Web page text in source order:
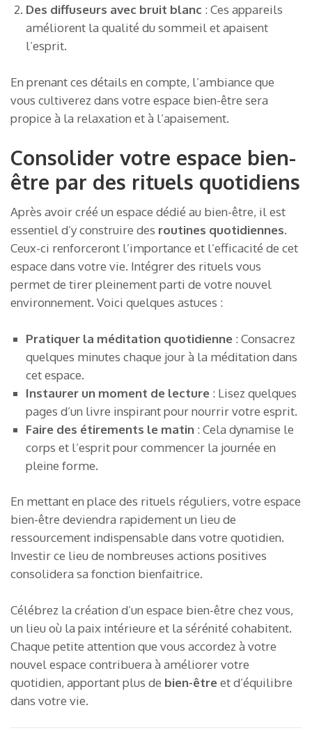
Des diffuseurs avec bruit blanc : Ces appareils
améliorent la qualité du sommeil et apaisent
l’esprit.
En prenant ces détails en compte, l’ambiance que
vous cultiverez dans votre espace bien-être sera
propice à la relaxation et à l’apaisement.
Consolider votre espace bien-
être par des rituels quotidiens
Après avoir créé un espace dédié au bien-être, il est
essentiel d’y construire des routines quotidiennes.
Ceux-ci renforceront l’importance et l’efficacité de cet
espace dans votre vie. Intégrer des rituels vous
permet de tirer pleinement parti de votre nouvel
environnement. Voici quelques astuces :
Pratiquer la méditation quotidienne : Consacrez
quelques minutes chaque jour à la méditation dans
cet espace.
Instaurer un moment de lecture : Lisez quelques
pages d’un livre inspirant pour nourrir votre esprit.
Faire des étirements le matin : Cela dynamise le
corps et l’esprit pour commencer la journée en
pleine forme.
En mettant en place des rituels réguliers, votre espace
bien-être deviendra rapidement un lieu de
ressourcement indispensable dans votre quotidien.
Investir ce lieu de nombreuses actions positives
consolidera sa fonction bienfaitrice.
Célébrez la création d’un espace bien-être chez vous,
un lieu où la paix intérieure et la sérénité cohabitent.
Chaque petite attention que vous accordez à votre
nouvel espace contribuera à améliorer votre
quotidien, apportant plus de bien-êtreet d’équilibre
dans votre vie.